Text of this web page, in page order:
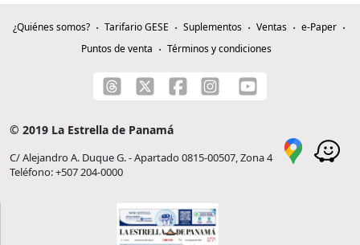
¿Quiénes somos? Tarifario GESE Suplementos Ventas
e-Paper
Puntos de venta
Términos y condiciones
© 2019 La Estrella de Panamá
C/ Alejandro A. Duque G. - Apartado 0815-00507, Zona 4
Teléfono: +507 204-0000